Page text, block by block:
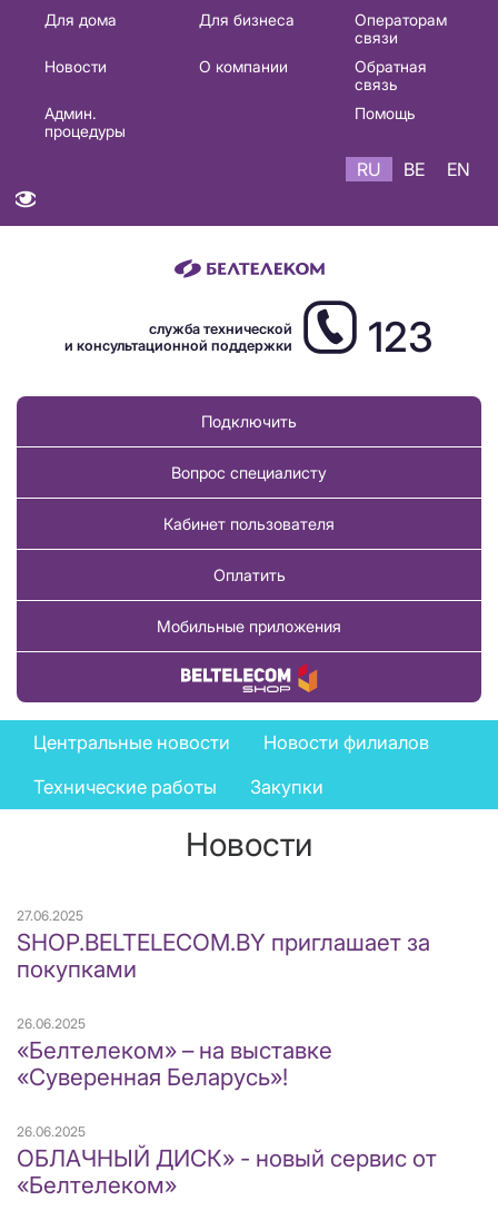
Основная
навигация
Для дома Для бизнеса
Операторам
связи
Новости
О компании
Обратная
связь
Админ.
процедуры
Помощь
RU BE EN
служба технической
и консультационной поддержки
123
Подключить
Вопрос специалисту
Кабинет пользователя
Оплатить
Мобильные приложения
Купить товар
News
menu
Центральные новости
Новости филиалов
Технические работы
Закупки
Новости
27.06.2025
SHOP.BELTELECOM.BY приглашает за
покупками
26.06.2025
«Белтелеком» – на выставке
«Суверенная Беларусь»!
26.06.2025
ОБЛАЧНЫЙ ДИСК» - новый сервис от
«Белтелеком»